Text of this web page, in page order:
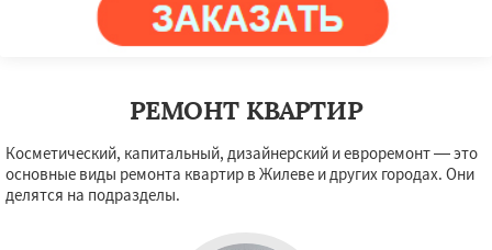
РЕМОНТ КВАРТИР
Косметический, капитальный, дизайнерский и евроремонт — это
основные виды ремонта квартир в Жилеве и других городах. Они
делятся на подразделы.